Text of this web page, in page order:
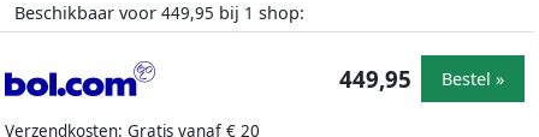
Beschikbaar voor 449,95 bij 1 shop:
Verzendkosten: Gratis vanaf € 20
449,95 Bestel »